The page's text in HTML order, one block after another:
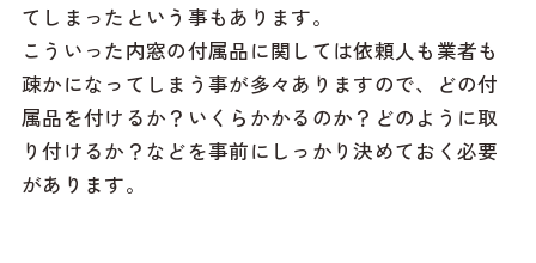
てしまったという事もあります。
こういった内窓の付属品に関しては依頼人も業者も
疎かになってしまう事が多々ありますので、どの付
属品を付けるか？いくらかかるのか？どのように取
り付けるか？などを事前にしっかり決めておく必要
があります。